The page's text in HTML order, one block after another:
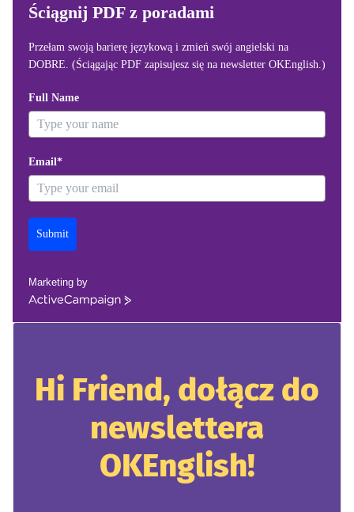
Ściągnij PDF z poradami
Przełam swoją barierę językową i zmień swój angielski na
DOBRE. (Ściągając PDF zapisujesz się na newsletter OKEnglish.)
Full Name
Email*
Submit
Marketing by
ActiveCampaign
Hi Friend, dołącz do
newslettera
OKEnglish!